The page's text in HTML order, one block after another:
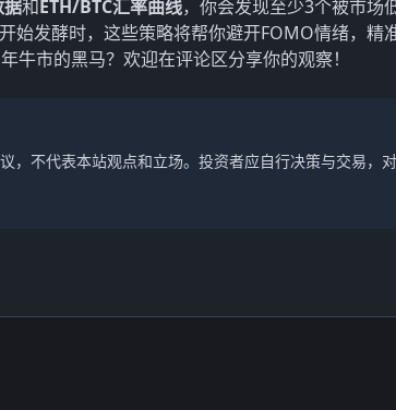
和ETH/BTC汇率曲线，你会发现至少3个被市场
始发酵时，这些策略将帮你避开FOMO情绪，精
市的黑马？欢迎在评论区分享你的观察！
，不代表本站观点和立场。投资者应自行决策与交易，